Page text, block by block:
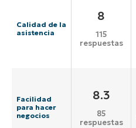
Calidad de la
asistencia
8
115
respuestas
Facilidad
para hacer
negocios
8.3
85
respuestas